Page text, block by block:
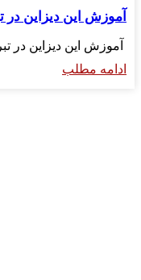
آموزش این دیزاین در
آموزش این دیزاین در
ادامه مطلب